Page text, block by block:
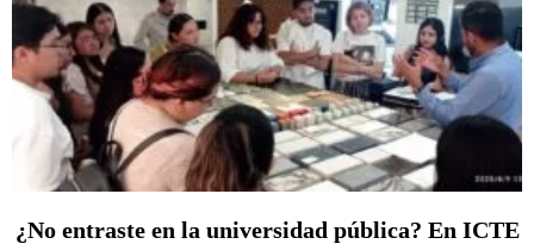
¿No entraste en la universidad pública? En ICTE